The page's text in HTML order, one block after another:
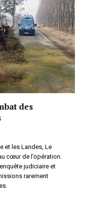
des
et les Landes, Le
cœur de l’opération.
judiciaire et
rarement